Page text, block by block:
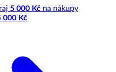
5 000 Kč na nákupy
000 Kč